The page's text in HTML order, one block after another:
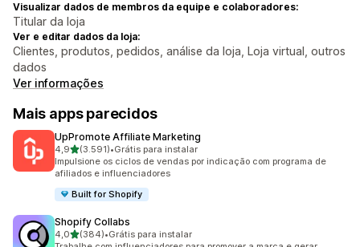
Visualizar dados de membros da equipe e colaboradores:
Titular da loja
Ver e editar dados da loja:
Clientes, produtos, pedidos, análise da loja, Loja virtual, outros
dados
Ver informações
Mais apps parecidos
UpPromote Affiliate Marketing
4,9de 5 estrelas
(3.591)
3591 avaliações ao todo
•Grátis para instalar
Impulsione os ciclos de vendas por indicação com programa de
afiliados e influenciadores
Built for Shopify
Shopify Collabs
4,0de 5 estrelas
(384)
384 avaliações ao todo
•Grátis para instalar